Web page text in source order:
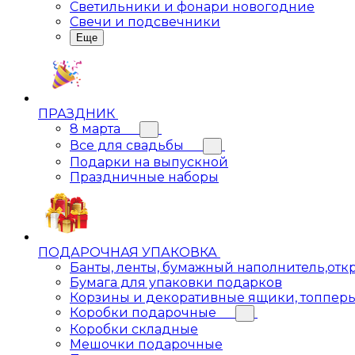
Светильники и фонари новогодние
Свечи и подсвечники
Еще
ПРАЗДНИК
8 марта
Все для свадьбы
Подарки на выпускной
Праздничные наборы
ПОДАРОЧНАЯ УПАКОВКА
Банты, ленты, бумажный
Бумага для упаковки подарков
Корзины и декоративные ящики,
Коробки подарочные
Коробки складные
Мешочки подарочные